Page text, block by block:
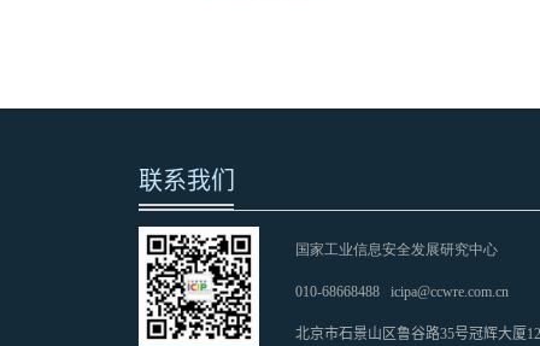
联系我们
国家工业信息安全发展研究中心
010-68668488 icipa@ccwre.com.cn
北京市石景山区鲁谷路35号冠辉大厦